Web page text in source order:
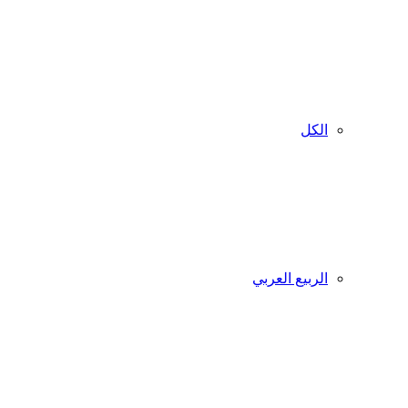
الكل
الربيع العربي